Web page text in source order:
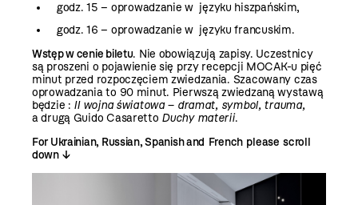
godz. 15 – oprowadzanie w języku hiszpańskim,
godz. 16 – oprowadzanie w języku francuskim.
Wstęp w cenie biletu. Nie obowiązują zapisy. Uczestnicy
są proszeni o pojawienie się przy recepcji MOCAK-u pięć
minut przed rozpoczęciem zwiedzania. Szacowany czas
oprowadzania to 90 minut. Pierwszą zwiedzaną wystawą
będzie : II wojna światowa – dramat, symbol, trauma,
a drugą Guido Casaretto Duchy materii.
For Ukrainian, Russian, Spanishand French please scroll
down ↓